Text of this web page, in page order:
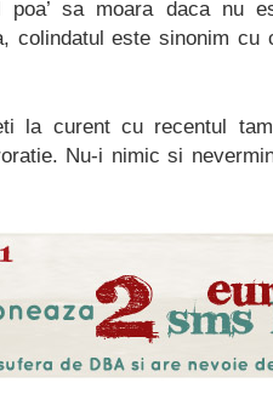
poa’ sa moara daca nu
colindatul este sinonim
la curent cu recentul
Nu-i nimic si